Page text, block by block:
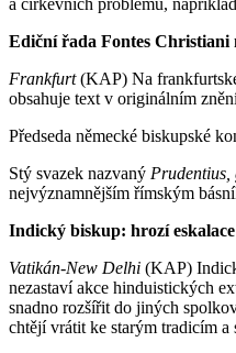
Ediční řada Fontes Christiani
Frankfurt(KAP) Na
obsahuje text v originálním
Předseda německé biskupské
Stý svazek nazvaný Prudentius,
nejvýznam­nějším římským
Indický biskup: hrozí
Vatikán-New Delhi (KAP)
nezastaví akce hinduistických
snadno rozšířit do jiných
chtějí vrátit ke starým tradicím